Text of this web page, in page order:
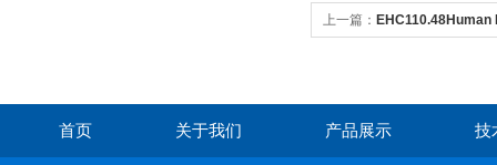
上一篇：
首页 关于我们 产品展示 技